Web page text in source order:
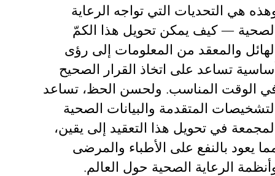
هي التحديات التي تواجه الرعاية
— كيف يمكن تحويل هذا الكمّ
والمعقد من المعلومات إلى رؤى
تساعد على اتخاذ القرار الصحيح
الوقت المناسب. ولحسن الحظ، تساعد
المتقدمة والبيانات الصحية
في تحويل هذا التعقيد إلى يقين،
يعود بالنفع على الأطباء والمرضى
الرعاية الصحية حول العالم.